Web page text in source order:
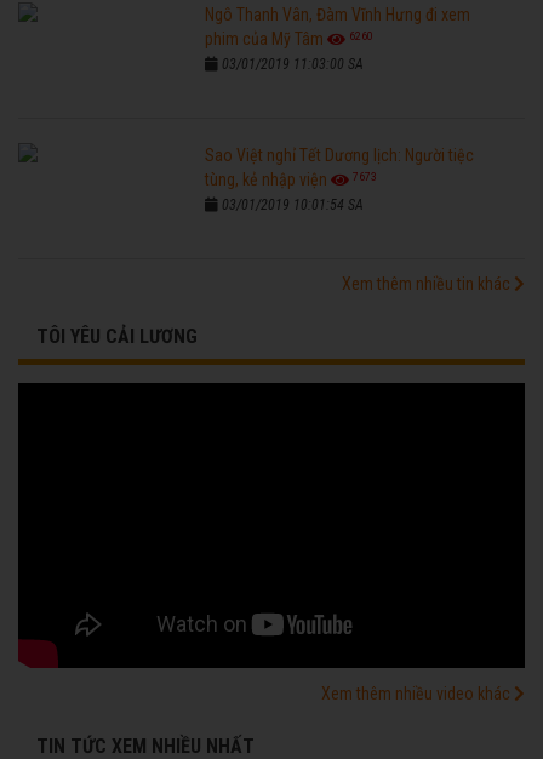
Ngô Thanh Vân, Đàm Vĩnh Hưng đi xem
phim của Mỹ Tâm
6260
03/01/2019 11:03:00 SA
Sao Việt nghỉ Tết Dương lịch: Người tiệc
tùng, kẻ nhập viện
7673
03/01/2019 10:01:54 SA
Xem thêm nhiều tin khác
TÔI YÊU CẢI LƯƠNG
Xem thêm nhiều video khác
TIN TỨC XEM NHIỀU NHẤT